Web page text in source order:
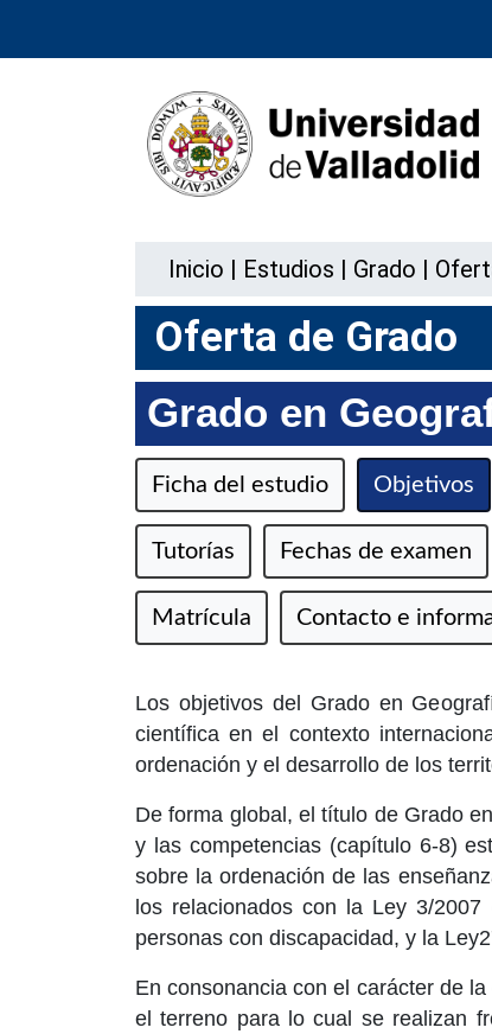
Inicio | Estudios | Grado |
Oferta de Grado
Grado en
Ficha del estudio Objetivos
Tutorías Fechas de examen
Matrícula Contacto e
Los objetivos del Grado en
científica en el contexto
ordenación y el desarrollo de los
De forma global, el título de Grado
y las competencias (capítulo 6-8)
sobre la ordenación de las
los relacionados con la Ley 3/
personas con discapacidad, y la
En consonancia con el carácter de
el terreno para lo cual se realizan